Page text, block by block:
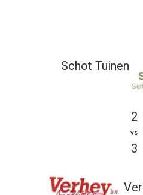
Schot Tuinen
2
vs
3